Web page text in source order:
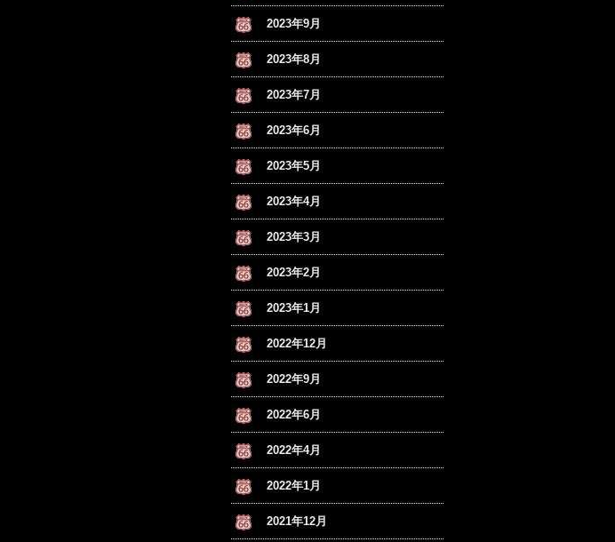
2023年9月
2023年8月
2023年7月
2023年6月
2023年5月
2023年4月
2023年3月
2023年2月
2023年1月
2022年12月
2022年9月
2022年6月
2022年4月
2022年1月
2021年12月